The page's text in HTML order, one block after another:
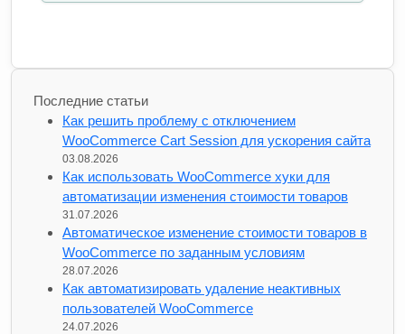
Последние статьи
Как решить проблему с отключением
WooCommerce Cart Session для ускорения сайта
03.08.2026
Как использовать WooCommerce хуки для
автоматизации изменения стоимости товаров
31.07.2026
Автоматическое изменение стоимости товаров в
WooCommerce по заданным условиям
28.07.2026
Как автоматизировать удаление неактивных
пользователей WooCommerce
24.07.2026